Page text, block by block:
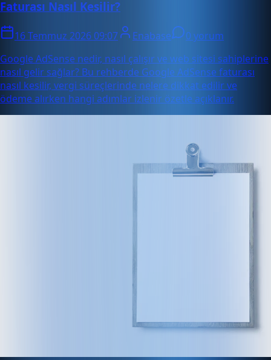
Faturası Nasıl Kesilir?
16 Temmuz 2026 09:07 Enabase
0 yorum
Google AdSense nedir, nasıl çalışır ve web sitesi sahiplerine
nasıl gelir sağlar? Bu rehberde Google AdSense faturası
nasıl kesilir, vergi süreçlerinde nelere dikkat edilir ve
ödeme alırken hangi adımlar izlenir özetle açıklanır.